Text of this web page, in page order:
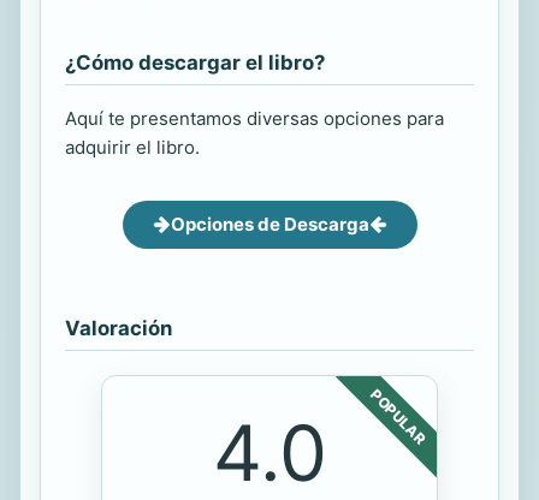
¿Cómo descargar el libro?
Aquí te presentamos diversas opciones para
adquirir el libro.
Opciones de Descarga
Valoración
POPULAR
4.0